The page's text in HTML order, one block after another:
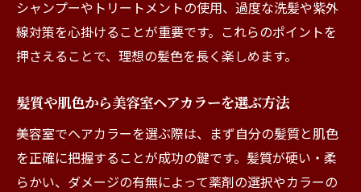
シャンプーやトリートメントの使用、過度な洗髪や紫外
線対策を心掛けることが重要です。これらのポイントを
押さえることで、理想の髪色を長く楽しめます。
髪質や肌色から美容室ヘアカラーを選ぶ方法
美容室でヘアカラーを選ぶ際は、まず自分の髪質と肌色
を正確に把握することが成功の鍵です。髪質が硬い・柔
らかい、ダメージの有無によって薬剤の選択やカラーの